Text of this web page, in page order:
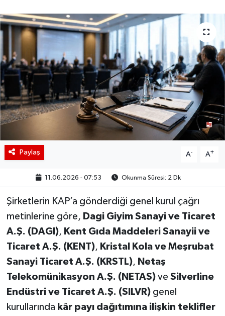
Paylaş A- A+
11.06.2026 - 07:53 Okunma Süresi: 2 Dk
Şirketlerin KAP’a gönderdiği genel kurul çağrı
metinlerine göre, Dagi Giyim Sanayi ve Ticaret
A.Ş. (DAGI), Kent Gıda Maddeleri Sanayii ve
Ticaret A.Ş. (KENT), Kristal Kola ve Meşrubat
Sanayi Ticaret A.Ş. (KRSTL), Netaş
Telekomünikasyon A.Ş. (NETAS)ve Silverline
Endüstri ve Ticaret A.Ş. (SILVR)genel
kurullarında kâr payı dağıtımına ilişkin teklifler
Hakkımızda
İletişim